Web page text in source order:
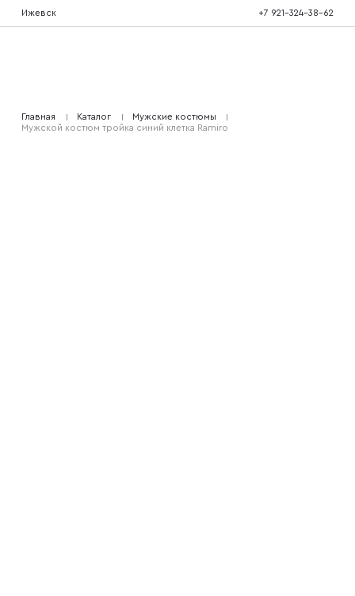
Ижевск +7 921-324-38-62
Костюмы двойка
Главная Каталог
Мужские костюмы
Мужской костюм тройка синий клетка Ramiro